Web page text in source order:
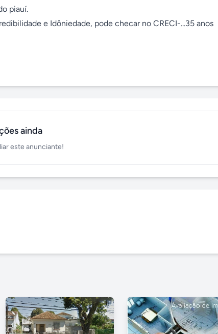
piauí.
e Idôniedade, pode checar no CRECI-...35 anos
ainda
este anunciante!